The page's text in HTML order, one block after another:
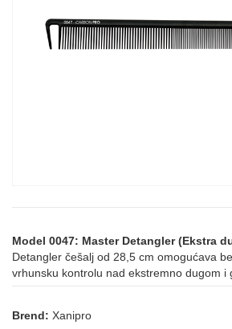
Model 0047: Master Detangler (Ekstra
Detangler češalj od 28,5 cm omogućava
vrhunsku kontrolu nad ekstremno dugom i
Brend: Xanipro